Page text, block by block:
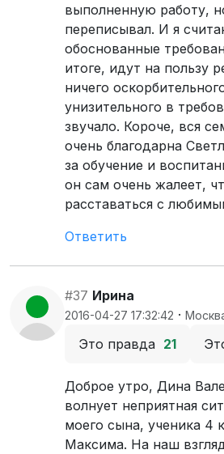
выполненную работу,
переписывал. И я
обоснованные
итоге, идут на пользу
ничего
унизительного в
звучало. Короче, вся
очень благодарна
за обучение и
он сам очень жалеет,
расставаться с
Ответить
#37 Ирина
2016-04-27 17:32:42 ·
Это правда 21
Доброе утро, Дина
волнует неприятная
моего сына, ученика 4
Максима. На наш